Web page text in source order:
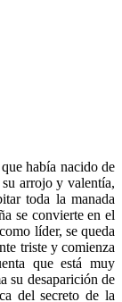
había nacido de
arrojo y valentía,
toda la manada
se convierte en el
líder, se queda
triste y comienza
que está muy
su desaparición de
del secreto de la